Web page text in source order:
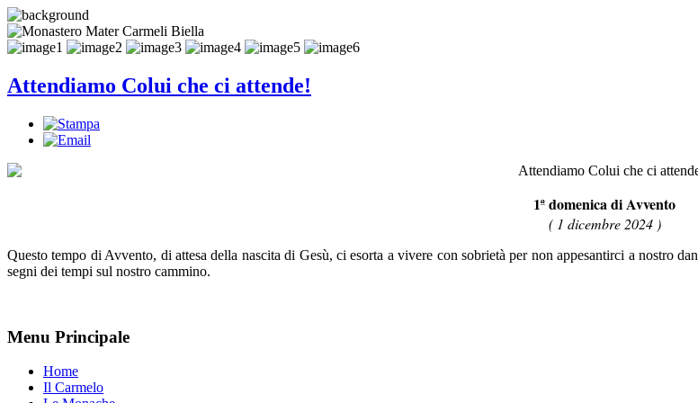
Attendiamo Colui che ci attende!
1ª domenica di Avvento
( 1 dicembre 2024 )
Questo tempo di Avvento, di attesa della nascita di Gesù, ci esorta a vivere con sobrietà per non appesantirci a nostro
segni dei tempi sul nostro cammino.
Menu Principale
Home
Il Carmelo